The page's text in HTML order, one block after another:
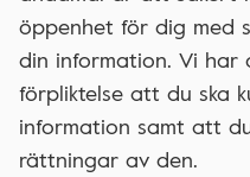
öppenhet för dig med
din information. Vi har
förpliktelse att du ska
information samt att
rättningar av den.